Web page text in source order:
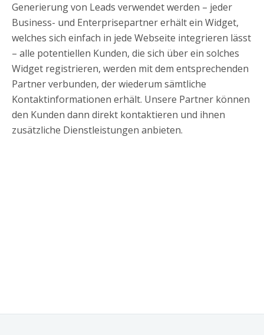
Generierung von Leads verwendet werden – jeder
Business- und Enterprisepartner erhält ein Widget,
welches sich einfach in jede Webseite integrieren lässt
– alle potentiellen Kunden, die sich über ein solches
Widget registrieren, werden mit dem entsprechenden
Partner verbunden, der wiederum sämtliche
Kontaktinformationen erhält. Unsere Partner können
den Kunden dann direkt kontaktieren und ihnen
zusätzliche Dienstleistungen anbieten.